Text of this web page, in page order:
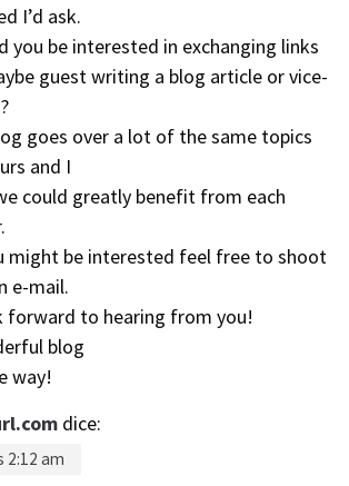
I’d ask.
you be interested in exchanging links
guest writing a blog article or vice-
goes over a lot of the same topics
and I
could greatly benefit from each
might be interested feel free to shoot
e-mail.
forward to hearing from you!
blog
way!
dice:
2:12 am